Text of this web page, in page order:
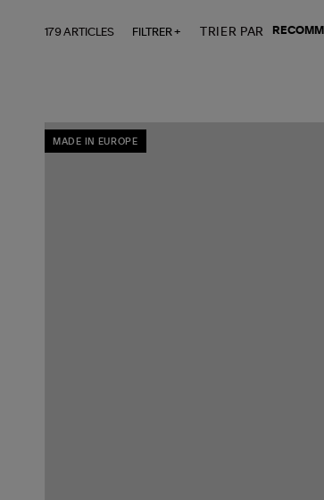
179 ARTICLES FILTRER + TRIER PAR
MADE IN EUROPE